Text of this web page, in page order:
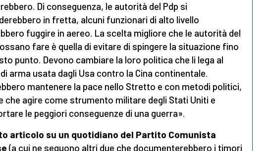
Di conseguenza, le autorità del Pdp si
in fretta, alcuni funzionari di alto livello
fuggire in aereo. La scelta migliore che le autorità del
fare è quella di evitare di spingere la situazione fino
punto. Devono cambiare la loro politica che li lega al
arma usata dagli Usa contro la Cina continentale.
mantenere la pace nello Stretto e con metodi politici,
che agire come strumento militare degli Stati Uniti e
le peggiori conseguenze di una guerra».
articolo su un quotidiano del Partito Comunista
(a cui ne seguono altri due che documenterebbero i timori